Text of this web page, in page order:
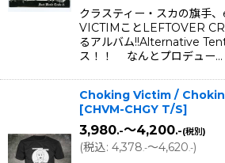
クラスティー・スカの旗手
VICTIMことLEFTOVER
るアルバム!!Alternative
ス！！ なんとプロデュー…
Choking Victim /
[CHVM-CHGY T/S]
3,980.-～4,200.-(税別)
(税込: 4,378.-～4,620.-)